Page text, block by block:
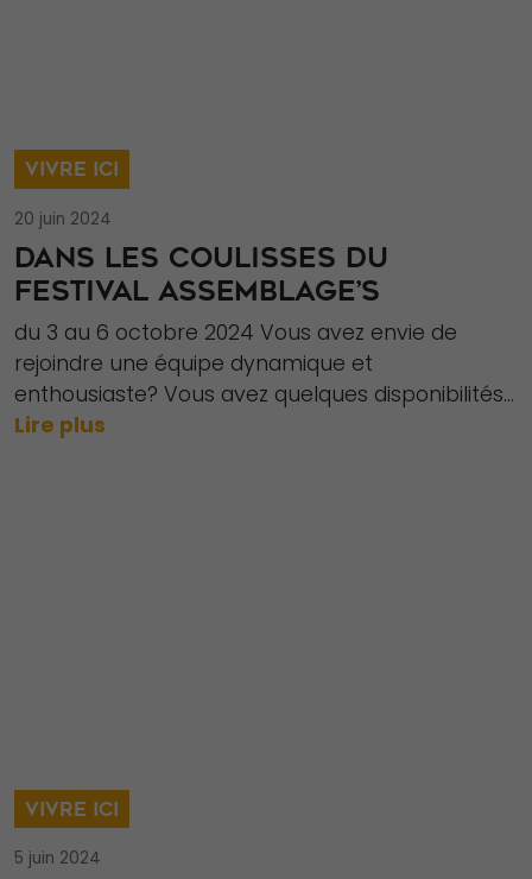
VIVRE ICI
20 juin 2024
DANS LES COULISSES DU
FESTIVAL ASSEMBLAGE’S
du 3 au 6 octobre 2024 Vous avez envie de
rejoindre une équipe dynamique et
enthousiaste? Vous avez quelques disponibilités...
Lire plus
VIVRE ICI
5 juin 2024